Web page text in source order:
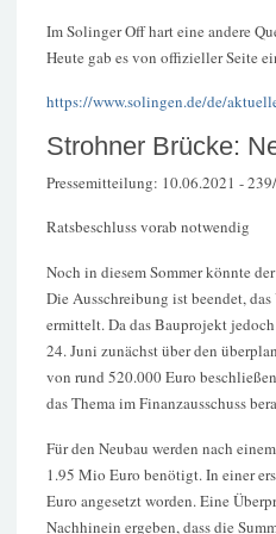
Im Solinger Off hart eine andere
Heute gab es von offizieller Seite
https://www.solingen.de/de/
Strohner Brücke:
Pressemitteilung: 10.06.2021 -
Ratsbeschluss vorab notwendig
Noch in diesem Sommer könnte
Die Ausschreibung ist beendet,
ermittelt. Da das Bauprojekt
24. Juni zunächst über den
von rund 520.000 Euro
das Thema im Finanzausschuss
Für den Neubau werden nach
1.95 Mio Euro benötigt. In einer
Euro angesetzt worden. Eine
Nachhinein ergeben, dass die